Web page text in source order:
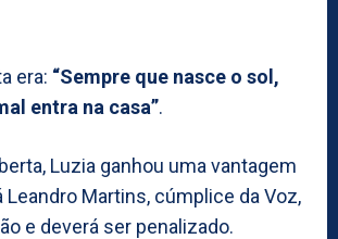
era: “Sempre que nasce o sol,
entra na casa”.
Luzia ganhou uma vantagem
Leandro Martins, cúmplice da Voz,
e deverá ser penalizado.